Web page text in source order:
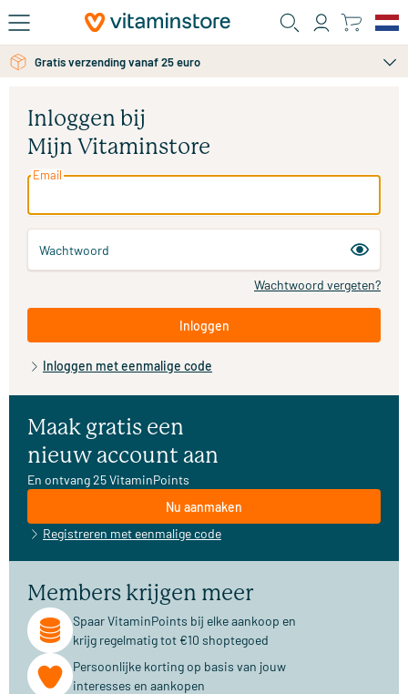
Ga naar de hoofdinhoud
Gratis verzending vanaf 25 euro
Inloggen bij
Mijn Vitaminstore
Email
Wachtwoord
Wachtwoord vergeten?
Inloggen
Inloggen met eenmalige code
Maak gratis een
nieuw account aan
En ontvang 25 VitaminPoints
Nu aanmaken
Registreren met eenmalige code
Members krijgen meer
Spaar VitaminPoints bij elke aankoop en
krijg regelmatig tot €10 shoptegoed
Persoonlijke korting op basis van jouw
interesses en aankopen